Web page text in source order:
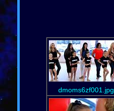
dmoms6zf001.jpg